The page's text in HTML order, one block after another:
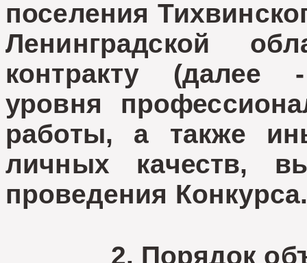
поселения
Ленинградской
контракту (далее
уровня
работы, а также
личных качеств,
проведения
2. Порядок